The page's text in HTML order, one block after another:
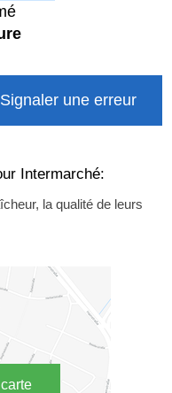
Signaler une erreur
Intermarché:
la qualité de leurs